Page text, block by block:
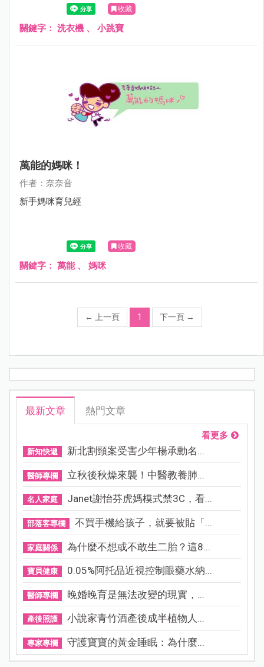
收藏
關鍵字： 洗衣機 、 小跳寶
萬能的媽咪！
作者：奈奈音
新手媽咪育兒經
收藏
關鍵字： 萬能、 媽咪
← 上一頁 1 下一頁 →
最新文章 熱門文章
看更多
新知快遞 新北割頸案受害少年楊承勳名...
醫師專欄 立秋後秋燥來襲！中醫教養肺...
名人家庭 Janet謝怡芬虎媽模式禁3C，看...
部落客專欄 不買手機給孩子，就要被貼「...
家庭關係 為什麼不想或不敢生二胎？這8...
寶貝健康 0.05%阿托品近視控制眼藥水納...
醫師專欄 晚婚晚育是無法改變的現實，...
產後照護 小說家青竹酒產後成半植物人...
專家專欄 守護寶寶的黃金睡眠：為什麼...